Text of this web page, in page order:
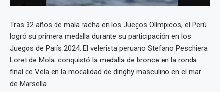
Tras 32 años de mala racha en los Juegos Olímpicos, el Perú
logró su primera medalla durante su participación en los
Juegos de París 2024. El velerista peruano Stefano Peschiera
Loret de Mola, conquistó la medalla de bronce en la ronda
final de Vela en la modalidad de dinghy masculino en el mar
de Marsella.